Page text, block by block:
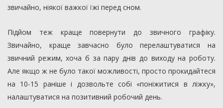
звичайно, ніякої важкої їжі перед сном.
Підйом теж краще повернути до звичного графіку.
Звичайно, краще завчасно було перелаштуватися на
звичний режим, хоча б за пару днів до виходу на роботу.
Але якщо ж не було такої можливості, просто прокидайтеся
на 10-15 раніше і дозвольте собі «поніжитися в ліжку»,
налаштуватися на позитивний робочий день.